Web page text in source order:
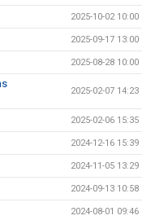
2025-10-02 10:00
2025-09-17 13:00
2025-08-28 10:00
2025-02-07 14:23
2025-02-06 15:35
2024-12-16 15:39
2024-11-05 13:29
2024-09-13 10:58
2024-08-01 09:46